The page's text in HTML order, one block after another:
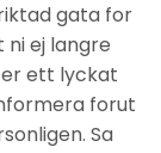
gata for
ej langre
ett lyckat
forut
Sa